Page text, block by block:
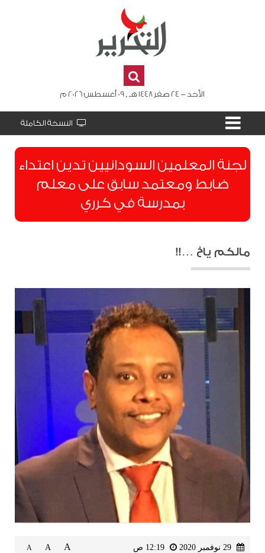
الأحد - 24 صفر 1448 هـ , 09 أغسطس 2026 م
النسخة الكاملة
لجنة المعلمين السودانيين تدين اعتداء
ضابط ومعتمد سابق على معلم
بمدرسة في كرري
مالكم ياخ …!!
A
A
A